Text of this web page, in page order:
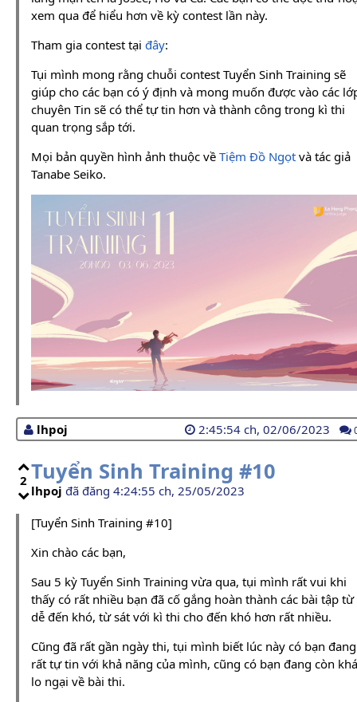
xem qua để hiểu hơn về kỳ contest lần này.
Tham gia contest tại đây:
Tụi mình mong rằng chuỗi contest Tuyển Sinh Training sẽ
giúp cho các bạn có ý định và mong muốn được vào các
chuyên Tin sẽ có thể tự tin hơn và thành công trong kì thi
quan trọng sắp tới.
Mọi bản quyền hình ảnh thuộc về Tiệm Đồ Ngọt và tác giả
Tanabe Seiko.
lhpoj 2:45:54 ch, 02/06/2023
2 Tuyển Sinh Training #10
lhpoj đã đăng 4:24:55 ch, 25/05/2023
[Tuyển Sinh Training #10]
Xin chào các bạn,
Sau 5 kỳ Tuyển Sinh Training vừa qua, tụi mình rất vui khi
thấy có rất nhiều bạn đã cố gắng hoàn thành các bài tập từ
dễ đến khó, từ sát với kì thi cho đến khó hơn rất nhiều.
Cũng đã rất gần ngày thi, tụi mình biết lúc này có bạn đang
rất tự tin với khả năng của mình, cũng có bạn đang còn khá
lo ngại về bài thi.